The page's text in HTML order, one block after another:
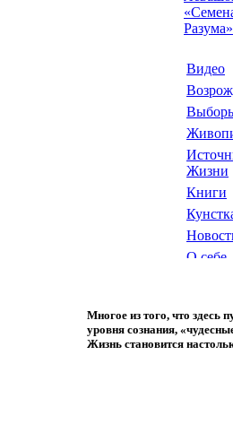
Многое из того, что здесь
уровня сознания,
Жизнь становится